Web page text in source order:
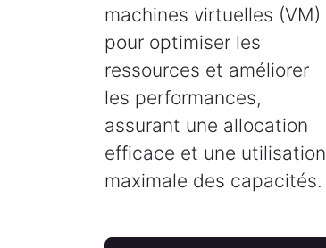
machines virtuelles (VM)
pour optimiser les
ressources et améliorer
les performances,
assurant une allocation
efficace et une utilisation
maximale des capacités.